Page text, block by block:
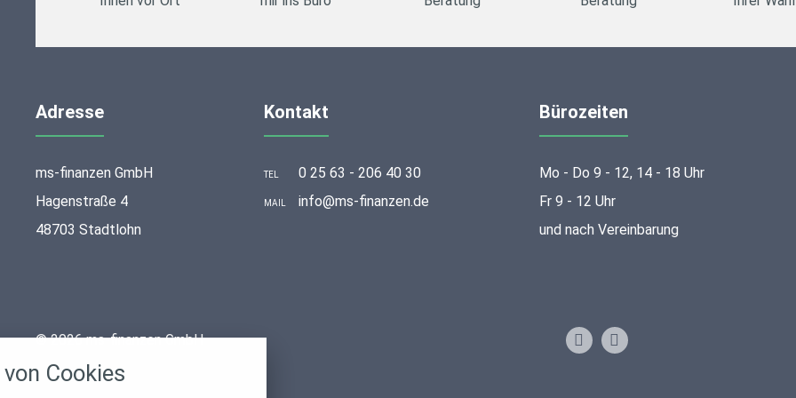
Adresse
ms-finanzen GmbH
Hagenstraße 4
48703 Stadtlohn
Kontakt
TEL 0 25 63 - 206 40 30
MAIL info@ms-finanzen.de
Bürozeiten
Mo - Do 9 - 12, 14 - 18 Uhr
Fr 9 - 12 Uhr
und nach Vereinbarung
© 2026 ms-finanzen GmbH
Cookies
akzeptieren oder zu blockieren.